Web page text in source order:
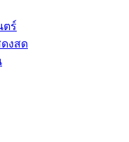
ตร์
งสด